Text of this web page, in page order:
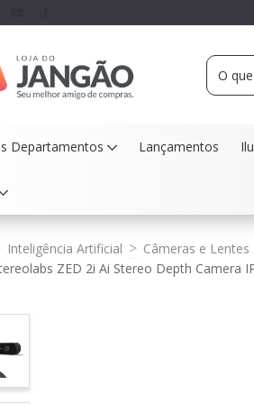
Departamentos Lançamentos
Inteligência Artificial > Câmeras e Lentes
ZED 2i Ai Stereo Depth